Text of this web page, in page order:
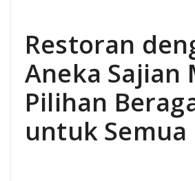
Restoran
Aneka Sajian
Pilihan
untuk Semua